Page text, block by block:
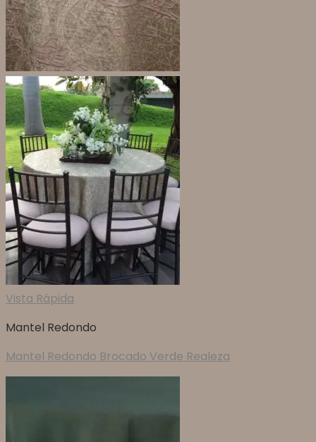
Vista Rápida
Mantel Redondo
Mantel Redondo Brocado Verde Realeza